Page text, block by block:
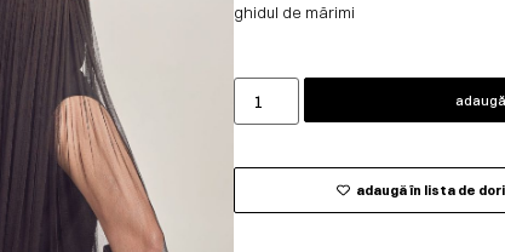
ghidul de mărimi
adaugă în lista de